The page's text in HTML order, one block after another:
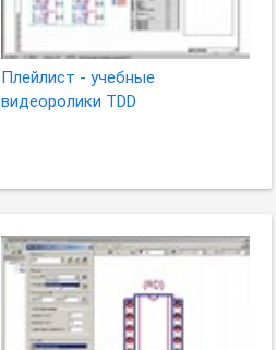
Плейлист - учебные
видеоролики TDD